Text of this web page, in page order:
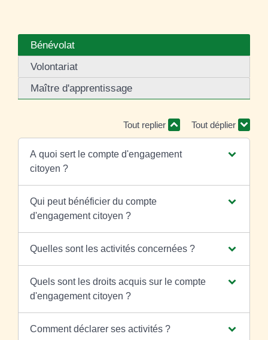
Bénévolat
Volontariat
Maître d'apprentissage
Tout replier Tout déplier
A quoi sert le compte d'engagement
citoyen ?
Qui peut bénéficier du compte
d'engagement citoyen ?
Quelles sont les activités concernées ?
Quels sont les droits acquis sur le compte
d'engagement citoyen ?
Comment déclarer ses activités ?